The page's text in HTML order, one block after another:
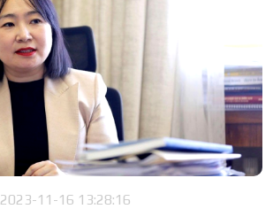
2023-11-16 13:28:16